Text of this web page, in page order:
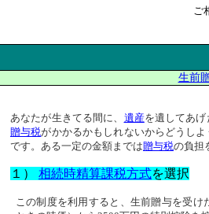
ご
生前
あなたが生きてる間に、 遺産を遺してあげ
贈与税がかかるかもしれないからどうし
です。ある一定の金額までは贈与税の負担
１） 相続時精算課税方式を選択
この制度を利用すると、生前贈与を受